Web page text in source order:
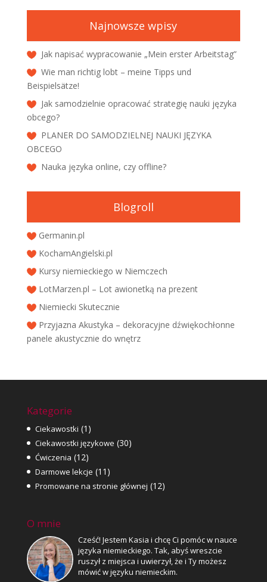
Najnowsze wpisy
Jak napisać wypracowanie „Mein erster Arbeitstag”
Wie man richtig lobt – meine Tipps und
Beispielsätze!
Jak samodzielnie opracować strategię nauki języka
obcego?
PLANER DO SAMODZIELNEJ NAUKI JĘZYKA
OBCEGO
Nauka języka online, czy offline?
Blogroll
Germanin.pl
KochamAngielski.pl
Kursy niemieckiego w Niemczech
LotMarzen.pl – Lot awionetką na prezent
Niemiecki Skutecznie
Przyjazna Akustyka – dekoracyjne dźwiękochłonne
panele akustycznie do wnętrz
Kategorie
Ciekawostki (1)
Ciekawostki językowe (30)
Ćwiczenia (12)
Darmowe lekcje (11)
Promowane na stronie głównej (12)
O mnie
Cześć! Jestem Kasia i chcę Ci pomóc w nauce
języka niemieckiego. Tak, abyś wreszcie
ruszył z miejsca i uwierzył, że i Ty możesz
mówić w języku niemieckim.